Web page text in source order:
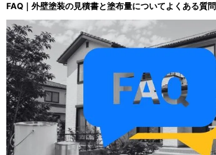
FAQ｜外壁塗装の見積書と塗布量についてよくある質問